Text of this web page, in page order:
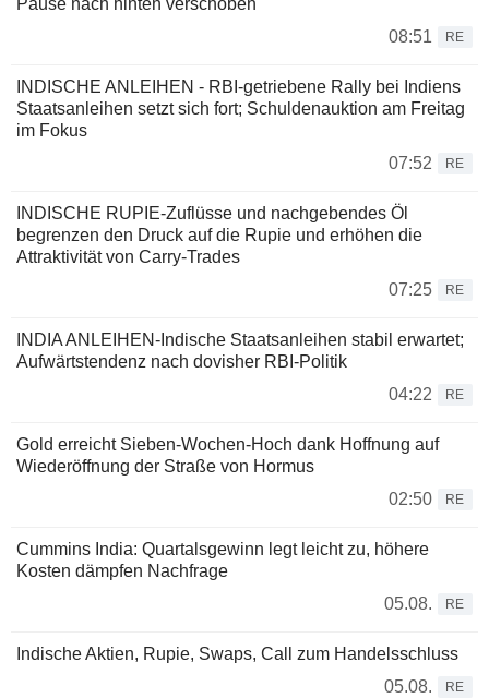
Pause nach hinten verschoben
08:51
RE
INDISCHE ANLEIHEN - RBI-getriebene Rally bei Indiens
Staatsanleihen setzt sich fort; Schuldenauktion am Freitag
im Fokus
07:52
RE
INDISCHE RUPIE-Zuflüsse und nachgebendes Öl
begrenzen den Druck auf die Rupie und erhöhen die
Attraktivität von Carry-Trades
07:25
RE
INDIA ANLEIHEN-Indische Staatsanleihen stabil erwartet;
Aufwärtstendenz nach dovisher RBI-Politik
04:22
RE
Gold erreicht Sieben-Wochen-Hoch dank Hoffnung auf
Wiederöffnung der Straße von Hormus
02:50
RE
Cummins India: Quartalsgewinn legt leicht zu, höhere
Kosten dämpfen Nachfrage
05.08.
RE
Indische Aktien, Rupie, Swaps, Call zum Handelsschluss
05.08.
RE